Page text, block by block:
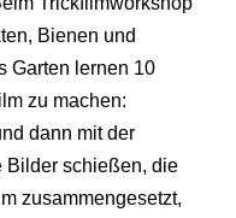
Bienen und
Garten lernen 10
zu machen:
dann mit der
Bilder schießen, die
zusammengesetzt,